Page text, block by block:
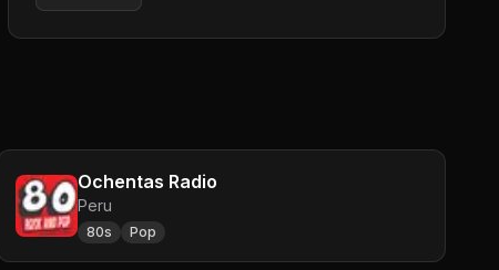
Ochentas Radio
Peru
80s Pop